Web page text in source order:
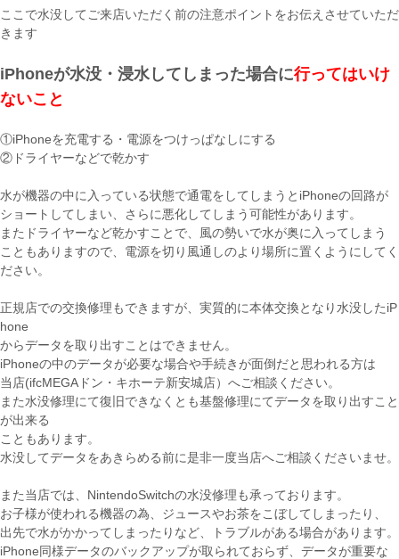
ここで水没してご来店いただく前の注意ポイントをお伝えさせていただ
きます
iPhoneが水没・浸水してしまった場合に行ってはいけ
ないこと
①iPhoneを充電する・電源をつけっぱなしにする
②ドライヤーなどで乾かす
水が機器の中に入っている状態で通電をしてしまうとiPhoneの回路が
ショートしてしまい、さらに悪化してしまう可能性があります。
またドライヤーなど乾かすことで、風の勢いで水が奥に入ってしまう
こともありますので、電源を切り風通しのより場所に置くようにしてく
ださい。
正規店での交換修理もできますが、実質的に本体交換となり水没したiP
hone
からデータを取り出すことはできません。
iPhoneの中のデータが必要な場合や手続きが面倒だと思われる方は
当店(ifcMEGAドン・キホーテ新安城店）へご相談ください。
また水没修理にて復旧できなくとも基盤修理にてデータを取り出すこと
が出来る
こともあります。
水没してデータをあきらめる前に是非一度当店へご相談くださいませ。
また当店では、NintendoSwitchの水没修理も承っております。
お子様が使われる機器の為、ジュースやお茶をこぼしてしまったり、
出先で水がかかってしまったりなど、トラブルがある場合があります。
iPhone同様データのバックアップが取られておらず、データが重要な